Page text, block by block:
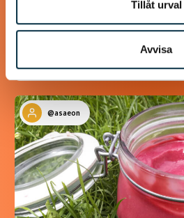
Tillåt urval
Avvisa
Lika goda som ”Mammas” köttbullar
@asaeon